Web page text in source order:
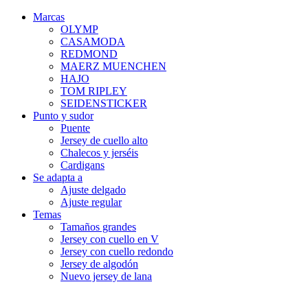
Marcas
OLYMP
CASAMODA
REDMOND
MAERZ MUENCHEN
HAJO
TOM RIPLEY
SEIDENSTICKER
Punto y sudor
Puente
Jersey de cuello alto
Chalecos y jerséis
Cardigans
Se adapta a
Ajuste delgado
Ajuste regular
Temas
Tamaños grandes
Jersey con cuello en V
Jersey con cuello redondo
Jersey de algodón
Nuevo jersey de lana